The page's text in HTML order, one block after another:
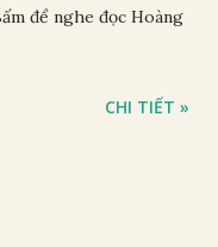
để nghe đọc Hoàng
CHI TIẾT »